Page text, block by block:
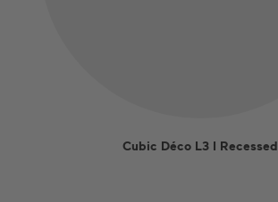
Cubic Déco L3 I Recessed